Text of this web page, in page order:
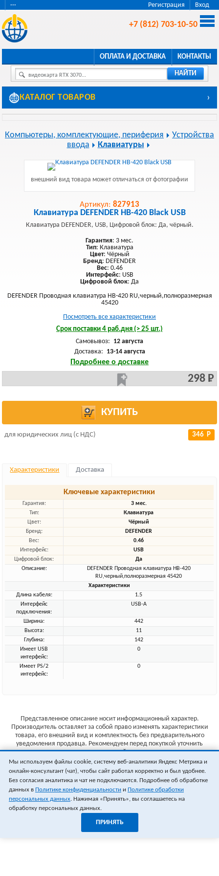
Регистрация Вход
···
+7 (812) 703-10-50
ОПЛАТА И ДОСТАВКА КОНТАКТЫ
видеокарта RTX 3070... НАЙТИ
КАТАЛОГ ТОВАРОВ ›
Компьютеры, комплектующие, периферия
Устройства
ввода
Клавиатуры
внешний вид товара может отличаться от фотографии
Артикул: 827913
Клавиатура DEFENDER HB-420 Black USB
Клавиатура DEFENDER, USB, Цифровой блок: Да, чёрный.
Гарантия: 3 мес.
Тип: Клавиатура
Цвет: Чёрный
Бренд: DEFENDER
Вес: 0.46
Интерфейс: USB
Цифровой блок: Да
DEFENDER Проводная клавиатура HB-420 RU,черный,полноразмерная
45420
Посмотреть все характеристики
Срок поставки 4 раб.дня (> 25 шт.)
Самовывоз: 12 августа
Доставка: 13-14 августа
Подробнее о доставке
298 Р
КУПИТЬ
для юридических лиц (с НДС) 346 Р
Характеристики Доставка
Ключевые характеристики
Гарантия:
3 мес.
Тип:
Клавиатура
Цвет:
Чёрный
Бренд:
DEFENDER
Вес:
0.46
Интерфейс:
USB
Цифровой блок:
Да
Описание:
DEFENDER Проводная клавиатура HB-420
RU,черный,полноразмерная 45420
Характеристики
Длина кабеля:
1.5
Интерфейс
подключения:
USB-A
Ширина:
442
Высота:
11
Глубина:
142
Имеет USB
интерфейс:
0
Имеет PS/2
интерфейс:
0
Представленное описание носит информационный характер.
Производитель оставляет за собой право изменять характеристики
товара, его внешний вид и комплектность без предварительного
уведомления продавца. Рекомендуем перед покупкой уточнить
характеристики товара на сайте производителя.
Указанные цены не являются публичной офертой (ст.435 ГК РФ).
Стоимость и наличие товара уточняйте у менеджера.
Мы используем файлы cookie, систему веб-аналитики Яндекс Метрика и
онлайн-консультант (чат), чтобы сайт работал корректно и был удобнее.
Без согласия аналитика и чат не подключаются. Подробнее об обработке
данных в Политике конфиденциальности и Политике обработки
персональных данных. Нажимая «Принять», вы соглашаетесь на
обработку персональных данных.
ПРИНЯТЬ